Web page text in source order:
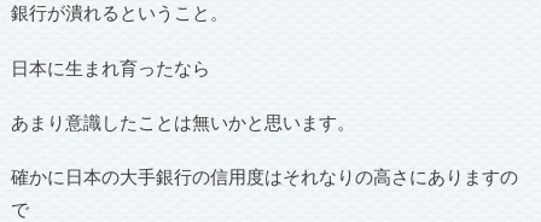
銀行が潰れるということ。
日本に生まれ育ったなら
あまり意識したことは無いかと思います。
確かに日本の大手銀行の信用度はそれなりの高さにありますの
で